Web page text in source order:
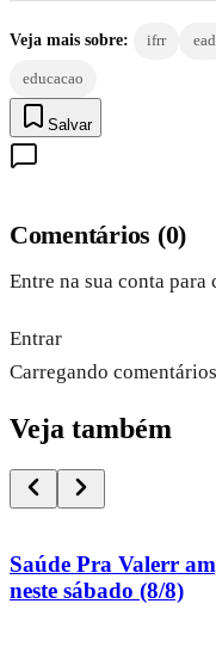
Veja mais sobre: ifrr ead
educacao
Salvar
Comentários (0)
Entre na sua conta para
Entrar
Carregando
Veja também
Saúde Pra Valerr
neste sábado (8/8)